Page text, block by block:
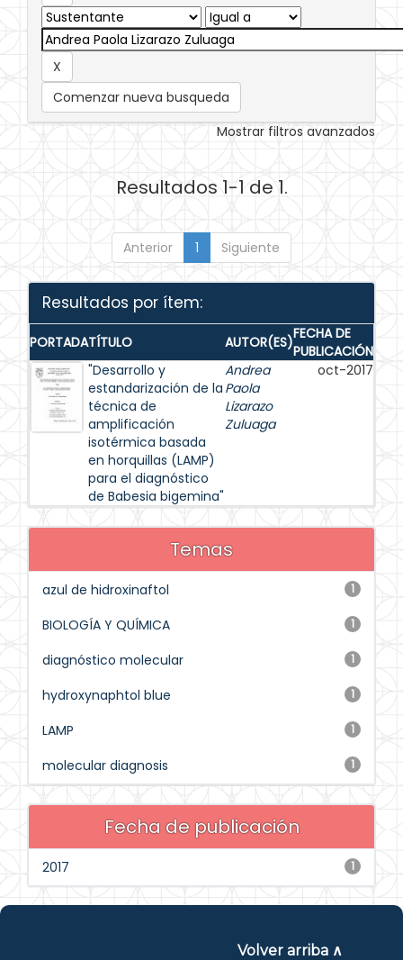
Comenzar nueva busqueda
Mostrar filtros avanzados
Resultados 1-1 de 1.
Anterior 1 Siguiente
Resultados por ítem:
PORTADATÍTULO AUTOR(ES)FECHA DE
PUBLICACIÓN
"Desarrollo y
estandarización de la
técnica de
amplificación
isotérmica basada
en horquillas (LAMP)
para el diagnóstico
de Babesia bigemina"
Andrea
Paola
Lizarazo
Zuluaga
oct-2017
Temas
1
azul de hidroxinaftol
1
BIOLOGÍA Y QUÍMICA
1
diagnóstico molecular
1
hydroxynaphtol blue
1
LAMP
1
molecular diagnosis
Fecha de publicación
1
2017
Volver arriba ∧